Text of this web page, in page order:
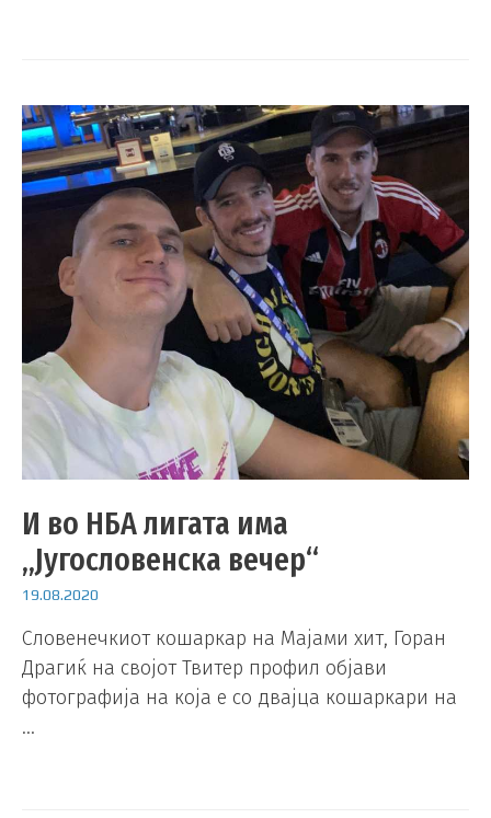
И во НБА лигата има
„Југословенска вечер“
19.08.2020
Словенечкиот кошаркар на Мајами хит, Горан
Драгиќ на својот Твитер профил објави
фотографија на која е со двајца кошаркари на
…